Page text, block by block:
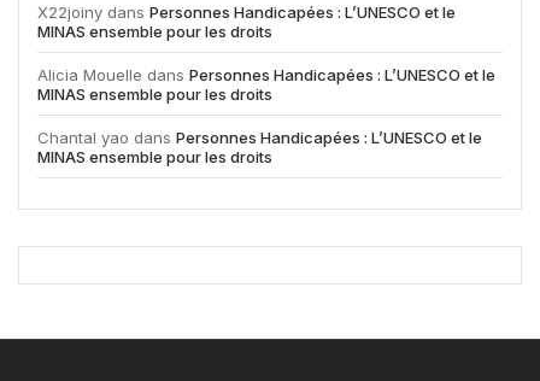
X22joiny dans Personnes Handicapées : L’UNESCO et le
MINAS ensemble pour les droits
Alicia Mouelle dans Personnes Handicapées : L’UNESCO et le
MINAS ensemble pour les droits
Chantal yao dans Personnes Handicapées : L’UNESCO et le
MINAS ensemble pour les droits